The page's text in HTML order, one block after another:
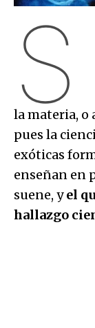
S
la materia, o
pues la
exóticas
enseñan en
suene, yel
hallazgo